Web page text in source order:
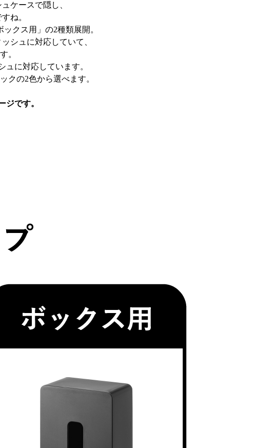
ケースで隠し、
ね。
クス用」の2種類展開。
シュに対応していて、
。
ュに対応しています。
クの2色から選べます。
ジです。